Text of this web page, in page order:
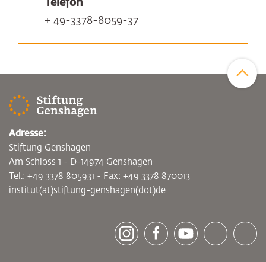
Telefon
+ 49-3378-8059-37
[socialLinksTitle]
Adresse:
Stiftung Genshagen
Am Schloss 1 - D-14974 Genshagen
Tel.: +49 3378 805931 - Fax: +49 3378 870013
institut(at)stiftung-genshagen(dot)de